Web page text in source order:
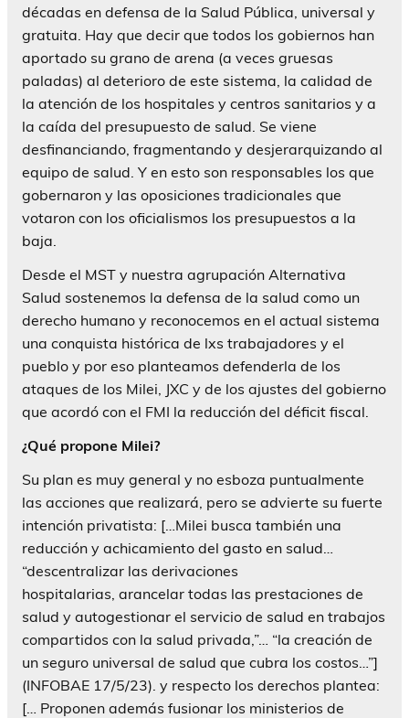
décadas en defensa de la Salud Pública, universal y
gratuita. Hay que decir que todos los gobiernos han
aportado su grano de arena (a veces gruesas
paladas) al deterioro de este sistema, la calidad de
la atención de los hospitales y centros sanitarios y a
la caída del presupuesto de salud. Se viene
desfinanciando, fragmentando y desjerarquizando al
equipo de salud. Y en esto son responsables los que
gobernaron y las oposiciones tradicionales que
votaron con los oficialismos los presupuestos a la
baja.
Desde el MST y nuestra agrupación Alternativa
Salud sostenemos la defensa de la salud como un
derecho humano y reconocemos en el actual sistema
una conquista histórica de lxs trabajadores y el
pueblo y por eso planteamos defenderla de los
ataques de los Milei, JXC y de los ajustes del gobierno
que acordó con el FMI la reducción del déficit fiscal.
¿Qué propone Milei?
Su plan es muy general y no esboza puntualmente
las acciones que realizará, pero se advierte su fuerte
intención privatista: […Milei busca también una
reducción y achicamiento del gasto en salud…
“descentralizar las derivaciones
hospitalarias, arancelar todas las prestaciones de
salud y autogestionar el servicio de salud en trabajos
compartidos con la salud privada,”… “la creación de
un seguro universal de salud que cubra los costos…”]
(INFOBAE 17/5/23). y respecto los derechos plantea:
[… Proponen además fusionar los ministerios de